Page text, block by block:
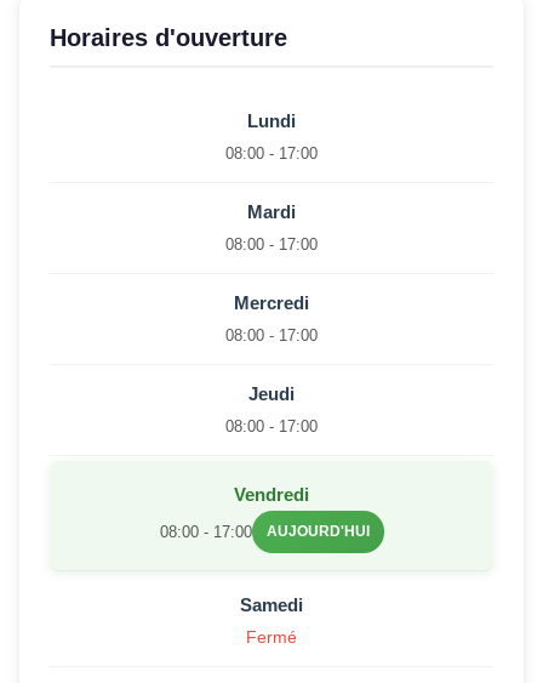
Horaires d'ouverture
Lundi
08:00 - 17:00
Mardi
08:00 - 17:00
Mercredi
08:00 - 17:00
Jeudi
08:00 - 17:00
Vendredi
08:00 - 17:00 AUJOURD'HUI
Samedi
Fermé